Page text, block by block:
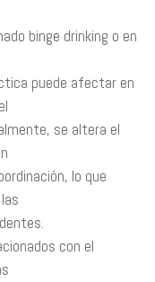
binge drinking o en
puede afectar en
se altera el
lo que
con el